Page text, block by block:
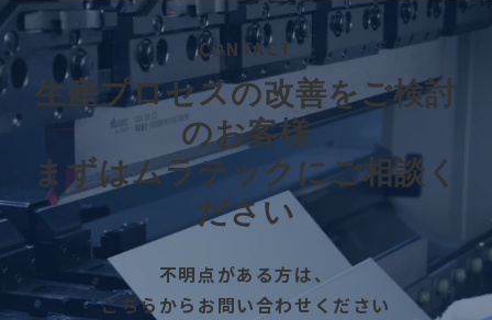
CONTACT
生産プロセスの改善をご検討
のお客様
まずはムラテックにご相談く
ださい
不明点がある方は、
こちらからお問い合わせください